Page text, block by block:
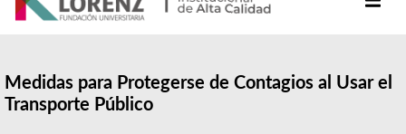
Medidas para Protegerse de Contagios al Usar el
Transporte Público